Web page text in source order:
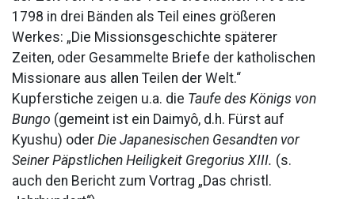
1798 in drei Bänden als Teil eines größeren
Werkes: „Die Missionsgeschichte späterer
Zeiten, oder Gesammelte Briefe der katholischen
Missionare aus allen Teilen der Welt.“
Kupferstiche zeigen u.a. die Taufe des Königs von
Bungo (gemeint ist ein Daimyô, d.h. Fürst auf
Kyushu) oder Die Japanesischen Gesandten vor
Seiner Päpstlichen Heiligkeit Gregorius XIII. (s.
auch den Bericht zum Vortrag „Das christl.